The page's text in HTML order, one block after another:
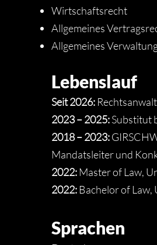
Wirtschaftsrecht
Allgemeines
Allgemeines
Lebenslauf
Seit 2026:
2023 – 2025:Substitut
2018 – 2023:
Mandatsleiter und
2022:Master of Law,
2022:Bachelor of
Sprachen